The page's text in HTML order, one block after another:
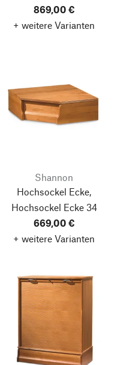
869,00 €
+ weitere Varianten
Shannon
Hochsockel Ecke,
Hochsockel Ecke 34
669,00 €
+ weitere Varianten